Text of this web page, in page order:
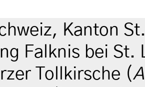
Kanton
Falknis bei St.
Tollkirsche (